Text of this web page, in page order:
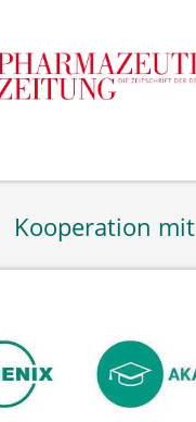
Kooperation mit